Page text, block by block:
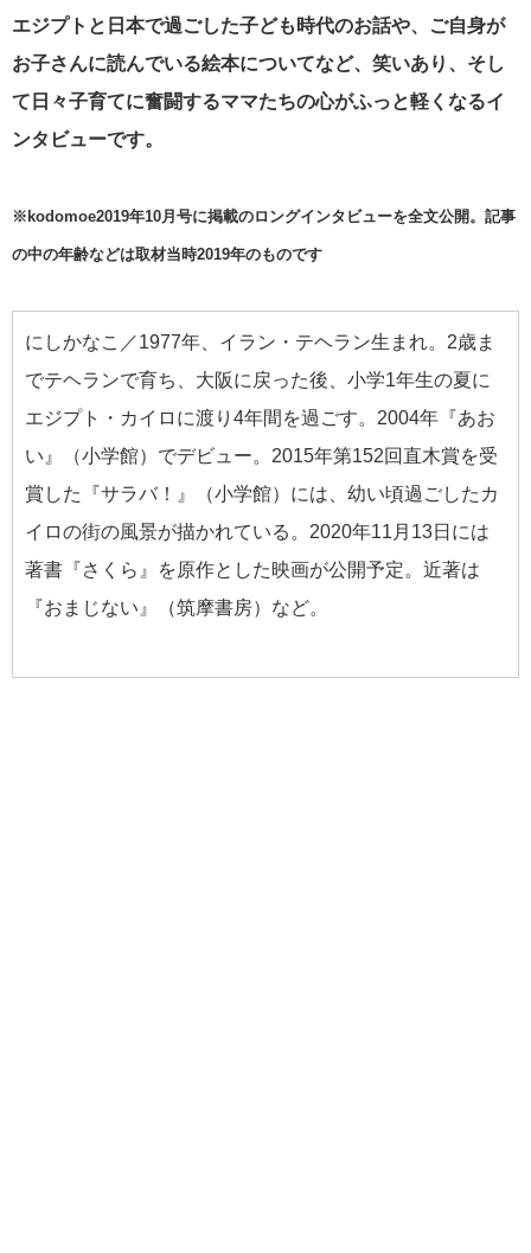
エジプトと日本で過ごした子ども時代のお話や、ご自身が
お子さんに読んでいる絵本についてなど、笑いあり、そし
て日々子育てに奮闘するママたちの心がふっと軽くなるイ
ンタビューです。
※kodomoe2019年10月号に掲載のロングインタビューを全文公開。記事
の中の年齢などは取材当時2019年のものです
にしかなこ／1977年、イラン・テヘラン生まれ。2歳ま
でテヘランで育ち、大阪に戻った後、小学1年生の夏に
エジプト・カイロに渡り4年間を過ごす。2004年『あお
い』（小学館）でデビュー。2015年第152回直木賞を受
賞した『サラバ！』（小学館）には、幼い頃過ごしたカ
イロの街の風景が描かれている。2020年11月13日には
著書『さくら』を原作とした映画が公開予定。近著は
『おまじない』（筑摩書房）など。